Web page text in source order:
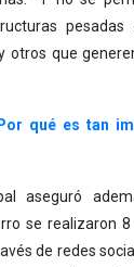
pesadas
otros que
qué es tan
aseguró
se realizaron
de redes